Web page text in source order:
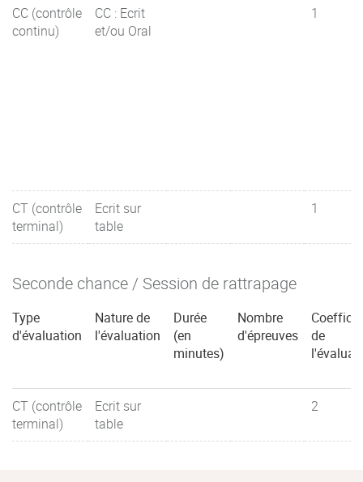
CC (contrôle
continu)
CC : Ecrit
et/ou Oral
1
CT (contrôle
terminal)
Ecrit sur
table
1
Seconde chance / Session de rattrapage
Type
d'évaluation
Nature de
l'évaluation
Durée
(en
minutes)
Nombre
d'épreuves
de
CT (contrôle
terminal)
Ecrit sur
table
2